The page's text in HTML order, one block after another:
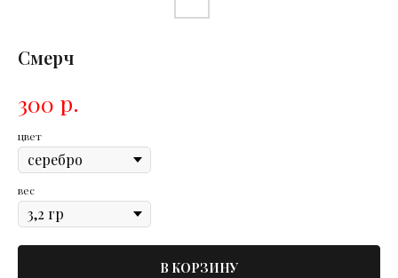
Смерч
300 р.
цвет
вес
В КОРЗИНУ